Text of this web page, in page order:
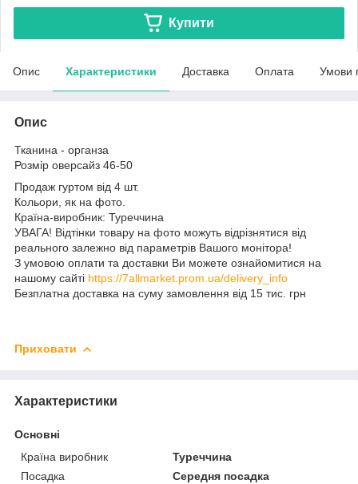
Купити
Опис Характеристики Доставка Оплата Умови
Опис
Тканина - органза
Розмір оверсайз 46-50
Продаж гуртом від 4 шт.
Кольори, як на фото.
Країна-виробник: Туреччина
УВАГА! Відтінки товару на фото можуть відрізнятися від
реального залежно від параметрів Вашого монітора!
З умовою оплати та доставки Ви можете ознайомитися на
нашому сайті https://7allmarket.prom.ua/delivery_info
Безплатна доставка на суму замовлення від 15 тис. грн
Приховати
Характеристики
Основні
Країна виробник
Туреччина
Посадка
Середня посадка